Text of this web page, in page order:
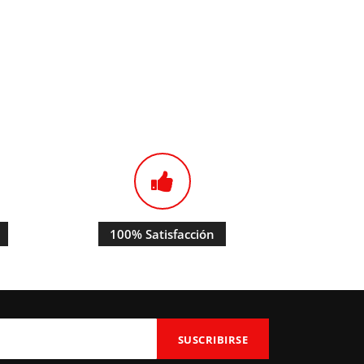
100% Satisfacción